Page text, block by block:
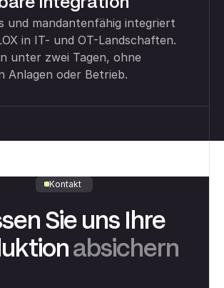
und mandantenfähig integriert
in IT- und OT-Landschaften.
unter zwei Tagen, ohne
Anlagen oder Betrieb.
Kontakt
Sie uns Ihre
absichern